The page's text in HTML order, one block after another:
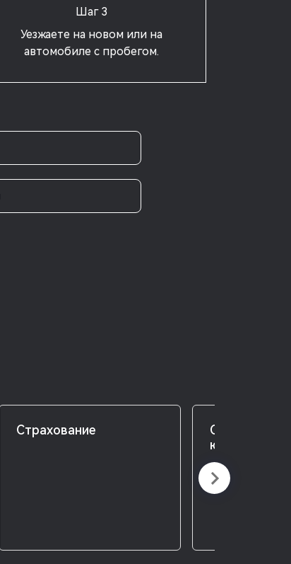
Шаг 3
Уезжаете на новом или на
автомобиле с пробегом.
Страхование